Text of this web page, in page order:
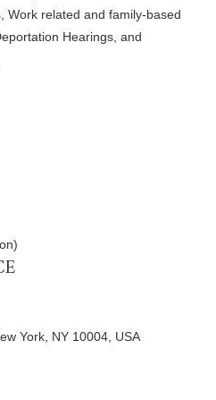
Work related and family-based
Hearings, and
York, NY 10004, USA